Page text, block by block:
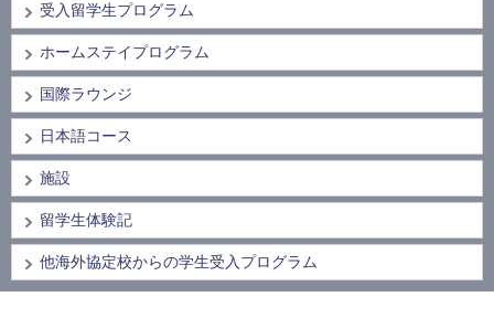
受入留学生プログラム
ホームステイプログラム
国際ラウンジ
日本語コース
施設
留学生体験記
他海外協定校からの学生受入プログラム